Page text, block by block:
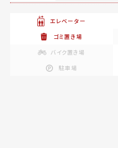
エレベーター
ゴミ置き場
バイク置き場
駐車場